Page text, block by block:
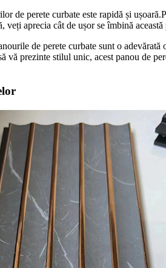
de perete curbate este rapidă și
veți aprecia cât de ușor se îmbină
de perete curbate sunt o
vă prezinte stilul unic, acest panou de